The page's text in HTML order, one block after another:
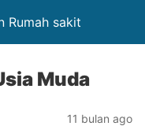
Rumah sakit
Muda
11 bulan ago